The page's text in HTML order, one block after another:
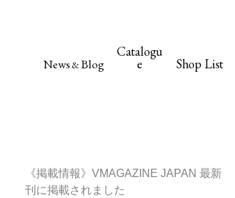
News &Blog
Catalogu
e Shop List
《掲載情報》VMAGAZINE JAPAN 最新
刊に掲載されました